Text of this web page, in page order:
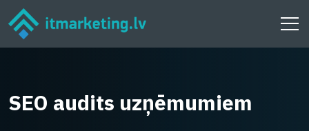
SEO audits uzņēmumiem